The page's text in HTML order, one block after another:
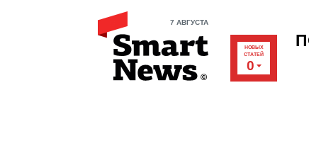
7 АВГУСТА
НОВЫХ
СТАТЕЙ
0